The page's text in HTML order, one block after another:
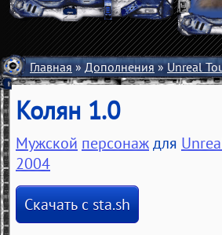
Главная»Дополнения»Unreal
Колян 1.0
Мужской персонаждля
2004
Скачать с sta.sh